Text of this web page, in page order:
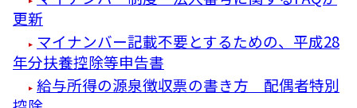
更新
マイナンバー記載不要とするための、平成28
年分扶養控除等申告書
給与所得の源泉徴収票の書き方 配偶者特別